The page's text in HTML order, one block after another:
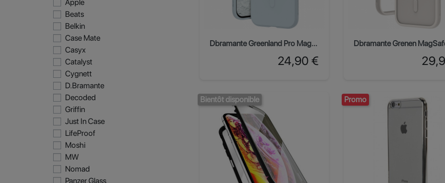
Apple
Beats
Belkin
Case Mate
Casyx
Catalyst
Cygnett
D.Bramante
Decoded
Griffin
Just In Case
LifeProof
Moshi
MW
Nomad
Panzer Glass
Dbramante Greenland Pro MagSafe iPhone Air - Glacier
Prix
24,90 €
Prix
Bientôt disponible Promo